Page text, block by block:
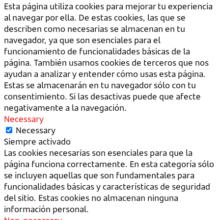
Esta página utiliza cookies para mejorar tu experiencia
al navegar por ella. De estas cookies, las que se
describen como necesarias se almacenan en tu
navegador, ya que son esenciales para el
funcionamiento de funcionalidades básicas de la
página. También usamos cookies de terceros que nos
ayudan a analizar y entender cómo usas esta página.
Estas se almacenarán en tu navegador sólo con tu
consentimiento. Si las desactivas puede que afecte
negativamente a la navegación.
Necessary
Necessary
Siempre activado
Las cookies necesarias son esenciales para que la
página funciona correctamente. En esta categoría sólo
se incluyen aquellas que son fundamentales para
funcionalidades básicas y características de seguridad
del sitio. Estas cookies no almacenan ninguna
información personal.